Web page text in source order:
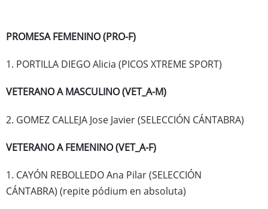
PROMESA FEMENINO (PRO-F)
1. PORTILLA DIEGO Alicia (PICOS XTREME SPORT)
VETERANO A MASCULINO (VET_A-M)
2. GOMEZ CALLEJA Jose Javier (SELECCIÓN CÁNTABRA)
VETERANO A FEMENINO (VET_A-F)
1. CAYÓN REBOLLEDO Ana Pilar (SELECCIÓN
CÁNTABRA) (repite pódium en absoluta)